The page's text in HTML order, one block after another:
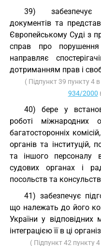
39) забезпечує
документів та
Європейському Суді з
справ про
направляє
дотриманням прав і
( Підпункт 39 пункту 4
934/2000
40) бере у
роботі міжнародних
багатосторонніх
органів та інституцій,
та іншого персоналу
судових органах і
посольств та
41) забезпечує
що належать до його
України у відповідних
інтеграцією її в ці
( Підпункт 42 пункту